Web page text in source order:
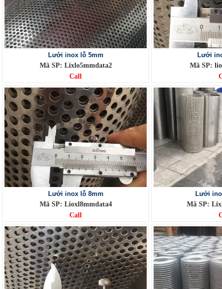
Lưới inox lỗ 5mm
Mã SP: Lixlo5mmdata2
Call
Lưới
Mã SP:
Lưới inox lỗ 8mm
Mã SP: Lioxl8mmdata4
Call
Lưới
Mã SP: